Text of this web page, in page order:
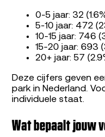
0-5 jaar: 32
5-10 jaar: 472
10-15 jaar: 746
15-20 jaar: 693
20+ jaar: 57
Deze cijfers geven
park in Nederland.
individuele staat.
Wat bepaalt jouw